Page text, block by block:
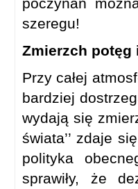
szeregu!
Zmierzch potęg
Przy całej
bardziej
wydają się
świata’’ zdaje
polityka
sprawiły, że